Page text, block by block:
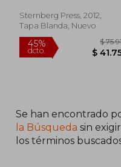
dcto.
Dasgupta,hu Fang,naeem
Mohaiemen,hans Ulrich
Obrist,jacques
Rancière,superflex
Sternberg Press, 2012,
Tapa Blanda, Nuevo
Se han encontrado
la Búsqueda sin
los términos